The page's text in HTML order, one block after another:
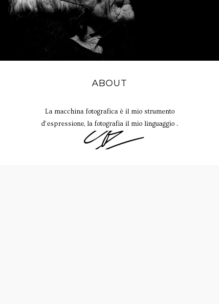
ABOUT
La macchina fotografica è il mio strumento
d’espressione, la fotografia il mio linguaggio .